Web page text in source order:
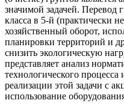
значимой задачей. Перевод
класса в 5-й (практически
хозяйственный оборот,
планировки территорий и
снизить экологическую
представляет анализ
технологического
реализации этой задачи с
использование